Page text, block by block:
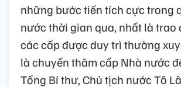
những bước tiến tích cực trong
nước thời gian qua, nhất là trao
các cấp được duy trì thường
là chuyến thăm cấp Nhà nước
Tổng Bí thư, Chủ tịch nước Tô